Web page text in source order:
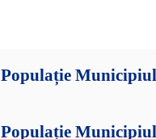
Populație
Populație